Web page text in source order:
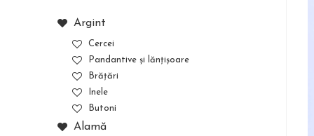
Argint
Cercei
Pandantive și lănțișoare
Brățări
Inele
Butoni
Alamă